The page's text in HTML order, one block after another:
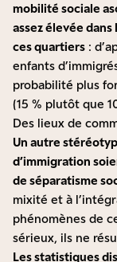
mobilité sociale
assez élevée
ces quartiers :
enfants
probabilité plus
(15 % plutôt que
Des lieux de
Un autre
d’immigration
de séparatisme
mixité et à
phénomènes de
sérieux, ils ne
Les statistiques